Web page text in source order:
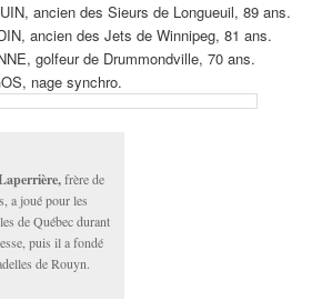
ancien des Sieurs de Longueuil, 89 ans.
ancien des Jets de Winnipeg, 81 ans.
golfeur de Drummondville, 70 ans.
nage synchro.
frère de
a joué pour les
de Québec durant
puis il a fondé
de Rouyn.